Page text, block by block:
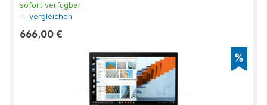
sofort verfügbar
vergleichen
666,00 €